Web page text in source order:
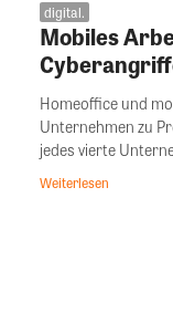
digital.
Mobiles
Homeoffice und
Unternehmen zu
jedes vierte
Weiterlesen